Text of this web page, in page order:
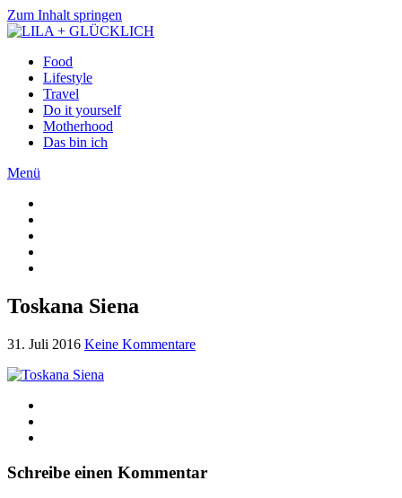
Zum Inhalt springen
Food
Lifestyle
Travel
Do it yourself
Motherhood
Das bin ich
Menü
Toskana Siena
31. Juli 2016 Keine Kommentare
Schreibe einen Kommentar